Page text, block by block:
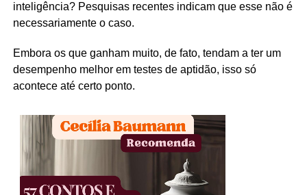
inteligência? Pesquisas recentes indicam que esse não é
necessariamente o caso.
Embora os que ganham muito, de fato, tendam a ter um
desempenho melhor em testes de aptidão, isso só
acontece até certo ponto.